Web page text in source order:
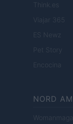
Think.es
Viajar 365
ES Newz
Pet Story
Encocina
NORD